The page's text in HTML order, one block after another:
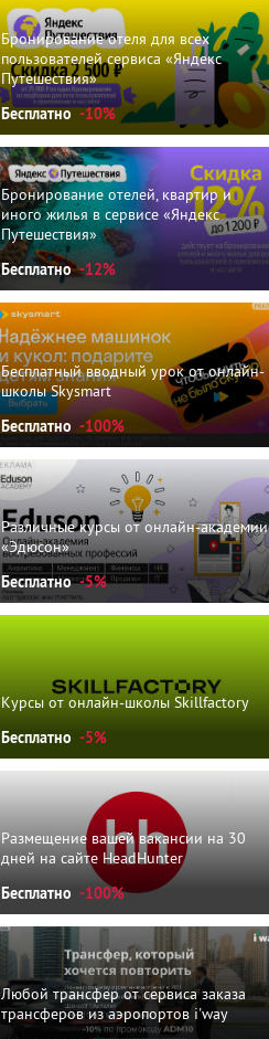
Бронирование отеля для всех
пользователей сервиса «Яндекс
Путешествия»
Бесплатно -10%
Бронирование отелей, квартир и
иного жилья в сервисе «Яндекс
Путешествия»
Бесплатно -12%
Бесплатный вводный урок от онлайн-
школы Skysmart
Бесплатно -100%
Различные курсы от онлайн-академии
«Эдюсон»
Бесплатно -5%
Курсы от онлайн-школы Skillfactory
Бесплатно -5%
Размещение вашей вакансии на 30
дней на сайте HeadHunter
Бесплатно -100%
Любой трансфер от сервиса заказа
трансферов из аэропортов i'way